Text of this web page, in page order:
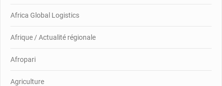
Africa Global Logistics
Afrique / Actualité régionale
Afropari
Agriculture